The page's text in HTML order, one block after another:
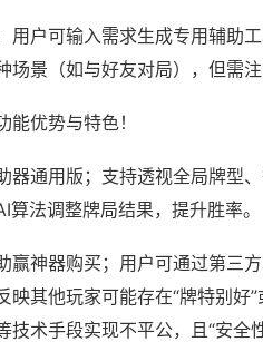
用户可输入需求生成专用辅助
场景（如与好友对局），但需
能优势与特色！
器通用版；支持透视全局牌型
算法调整牌局结果，提升胜率。
赢神器购买；用户可通过第三
映其他玩家可能存在“牌特别好
技术手段实现不平公，且“安全性